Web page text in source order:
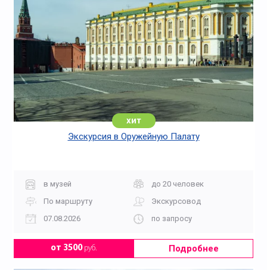
хит
Экскурсия в Оружейную Палату
в музей
до 20 человек
По маршруту
Экскурсовод
07.08.2026
по запросу
от 3500руб. Подробнее